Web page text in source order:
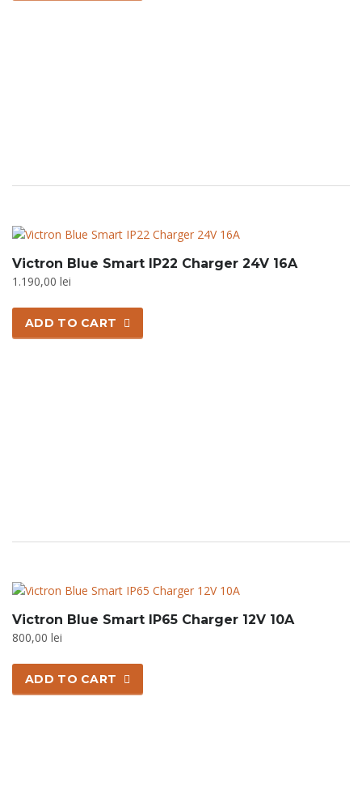
Victron Blue Smart IP22 Charger 24V 16A
1.190,00 lei
ADD TO CART
Victron Blue Smart IP65 Charger 12V 10A
800,00 lei
ADD TO CART